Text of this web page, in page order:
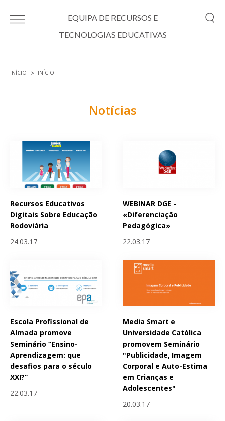
EQUIPA DE RECURSOS E
TECNOLOGIAS EDUCATIVAS
INÍCIO INÍCIO
Notícias
Recursos Educativos
Digitais Sobre Educação
Rodoviária
24.03.17
WEBINAR DGE -
«Diferenciação
Pedagógica»
22.03.17
Escola Profissional de
Almada promove
Seminário “Ensino-
Aprendizagem: que
desafios para o século
XXI?”
22.03.17
Media Smart e
Universidade Católica
promovem Seminário
"Publicidade, Imagem
Corporal e Auto-Estima
em Crianças e
Adolescentes"
20.03.17
Páginas